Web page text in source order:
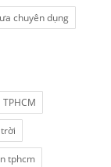
chuyên dụng
tphcm